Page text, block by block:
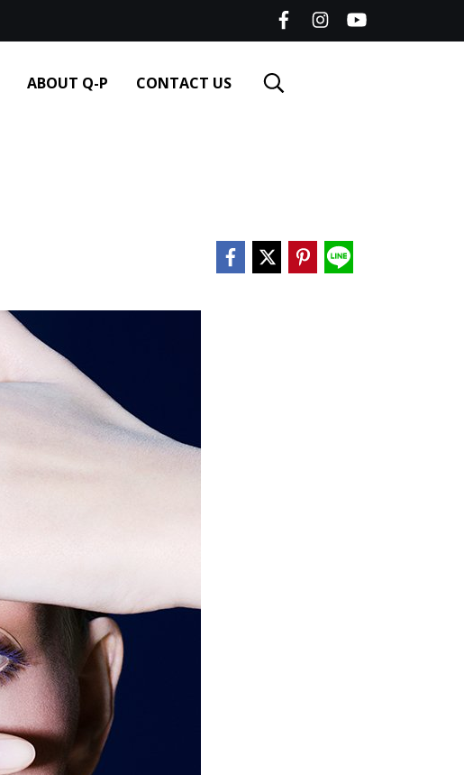
ABOUT Q-P CONTACT US